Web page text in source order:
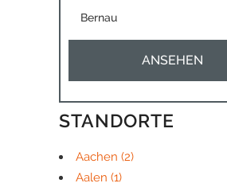
Bernau
ANSEHEN
STANDORTE
Aachen (2)
Aalen (1)